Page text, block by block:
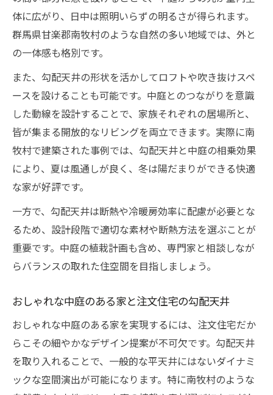
体に広がり、日中は照明いらずの明るさが得られます。
群馬県甘楽郡南牧村のような自然の多い地域では、外と
の一体感も格別です。
また、勾配天井の形状を活かしてロフトや吹き抜けスペ
ースを設けることも可能です。中庭とのつながりを意識
した動線を設計することで、家族それぞれの居場所と、
皆が集まる開放的なリビングを両立できます。実際に南
牧村で建築された事例では、勾配天井と中庭の相乗効果
により、夏は風通しが良く、冬は陽だまりができる快適
な家が好評です。
一方で、勾配天井は断熱や冷暖房効率に配慮が必要とな
るため、設計段階で適切な素材や断熱方法を選ぶことが
重要です。中庭の植栽計画も含め、専門家と相談しなが
らバランスの取れた住空間を目指しましょう。
おしゃれな中庭のある家と注文住宅の勾配天井
おしゃれな中庭のある家を実現するには、注文住宅だか
らこその細やかなデザイン提案が不可欠です。勾配天井
を取り入れることで、一般的な平天井にはないダイナミ
ックな空間演出が可能になります。特に南牧村のような